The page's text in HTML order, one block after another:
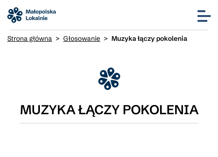
Strona główna > Głosowanie > Muzyka łączy pokolenia
MUZYKA ŁĄCZY POKOLENIA